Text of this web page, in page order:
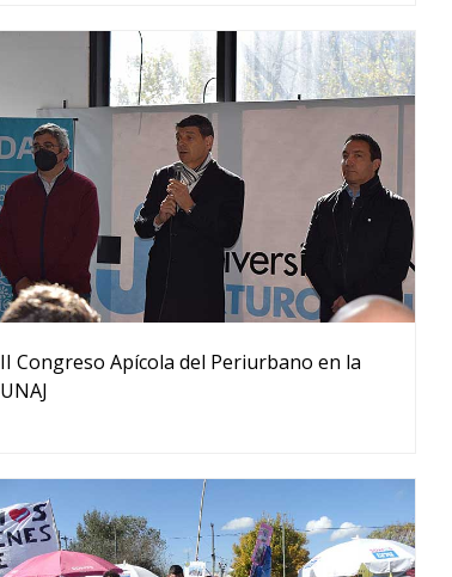
II Congreso Apícola del Periurbano en la
UNAJ